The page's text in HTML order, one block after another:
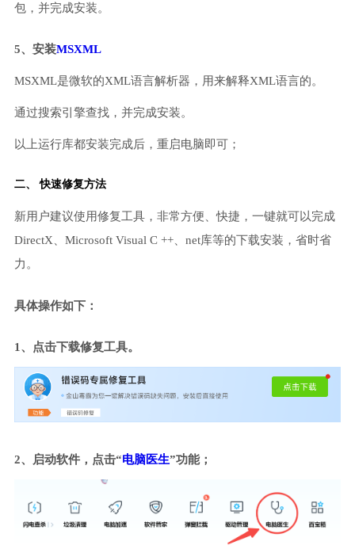
包，并完成安装。
5、安装MSXML
MSXML是微软的XML语言解析器，用来解释XML语言的。
通过搜索引擎查找，并完成安装。
以上运行库都安装完成后，重启电脑即可；
二、 快速修复方法
新用户建议使用修复工具，非常方便、快捷，一键就可以完成
DirectX、Microsoft Visual C ++、net库等的下载安装，省时省
力。
具体操作如下：
1、点击下载修复工具。
2、启动软件，点击“电脑医生”功能；